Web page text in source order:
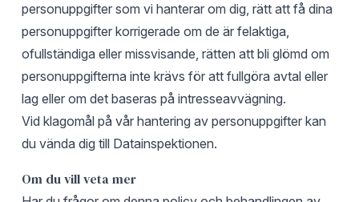
personuppgifter som vi hanterar om dig, rätt att få dina
personuppgifter korrigerade om de är felaktiga,
ofullständiga eller missvisande, rätten att bli glömd om
personuppgifterna inte krävs för att fullgöra avtal eller
lag eller om det baseras på intresseavvägning.
Vid klagomål på vår hantering av personuppgifter kan
du vända dig till Datainspektionen.
Om du vill veta mer